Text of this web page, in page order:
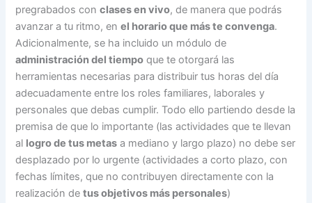
pregrabados conclases en vivo, de manera que podrás
avanzar a tu ritmo, enel horario que más te convenga.
Adicionalmente, se ha incluido un módulo de
administración del tiempo que te otorgará las
herramientas necesarias para distribuir tus horas del día
adecuadamente entre los roles familiares, laborales y
personales que debas cumplir. Todo ello partiendo desde la
premisa de que lo importante (las actividades que te llevan
al logro de tus metas a mediano y largo plazo) no debe ser
desplazado por lo urgente (actividades a corto plazo, con
fechas límites, que no contribuyen directamente con la
realización detus objetivos más personales)